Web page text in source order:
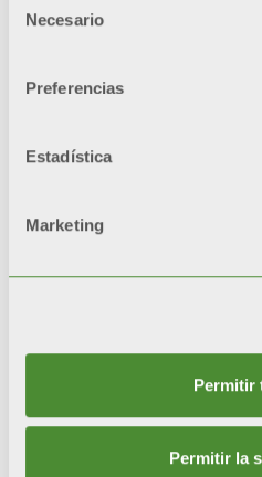
Necesario
Preferencias
Estadística
Marketing
Permitir
Permitir la
*test de